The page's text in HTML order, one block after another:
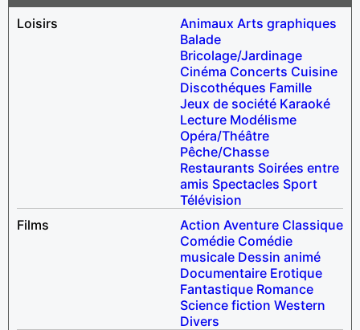
Loisirs
Animaux Arts graphiques
Balade
Bricolage/Jardinage
Cinéma Concerts Cuisine
Discothéques Famille
Jeux de société Karaoké
Lecture Modélisme
Opéra/Théâtre
Pêche/Chasse
Restaurants Soirées entre
amis Spectacles Sport
Télévision
Films
Action Aventure Classique
Comédie Comédie
musicale Dessin animé
Documentaire Erotique
Fantastique Romance
Science fiction Western
Divers